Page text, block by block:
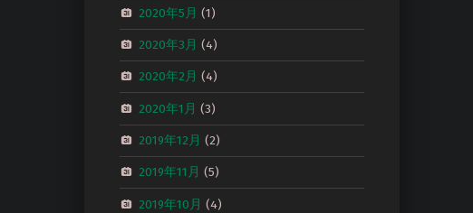
2020年5月 (1)
2020年3月 (4)
2020年2月 (4)
2020年1月 (3)
2019年12月 (2)
2019年11月 (5)
2019年10月 (4)